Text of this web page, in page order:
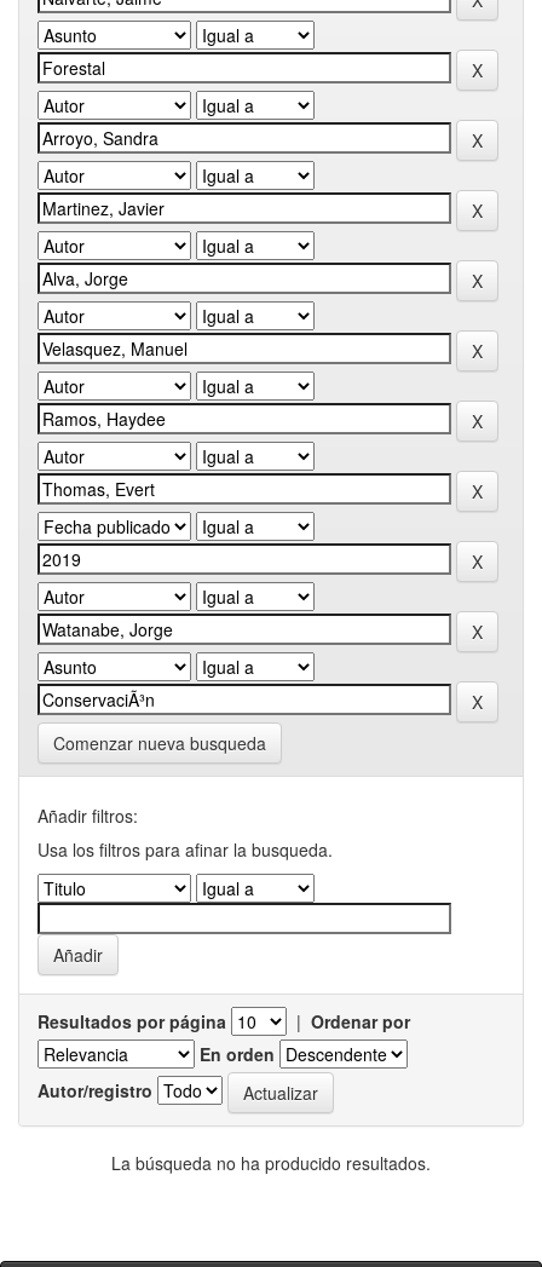
Comenzar nueva busqueda
Añadir filtros:
Usa los filtros para afinar la busqueda.
Resultados por página | Ordenar por
En orden
Autor/registro
La búsqueda no ha producido resultados.